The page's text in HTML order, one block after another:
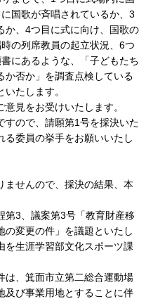
国歌が斉唱されているか、3
か、4つ目に式に向け、国歌の
の列席教員の起立状況、6つ
にあるような、「子どもたち
か否か」を調査点検している
たします。
意見をお受けいたします。
すので、請願第1号を採決いた
る委員の挙手をお願いいたし
ませんので、採決の結果、本
第3、議案第3号「教育財産移
の変更の件」を議題といたし
を生涯学習部文化スポーツ課
は、箕面市立第二総合運動場
及び事業用地とすることに伴